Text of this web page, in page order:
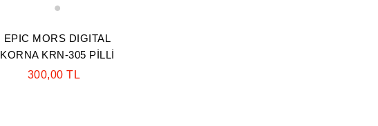
EPIC MORS DIGITAL
KORNA KRN-305 PİLLİ
300,00 TL